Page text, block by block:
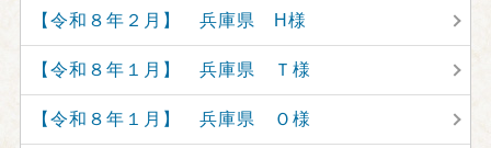
【令和８年２月】 兵庫県 H様
【令和８年１月】 兵庫県 Ｔ様
【令和８年１月】 兵庫県 Ｏ様